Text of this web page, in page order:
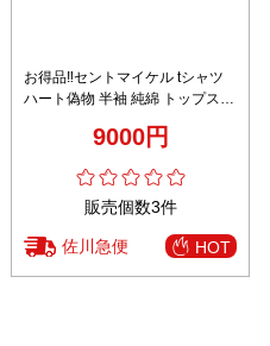
お得品‼セントマイケル tシャツ
ハート偽物 半袖 純綿 トップス T
9000円
販売個数3件
佐川急便 HOT